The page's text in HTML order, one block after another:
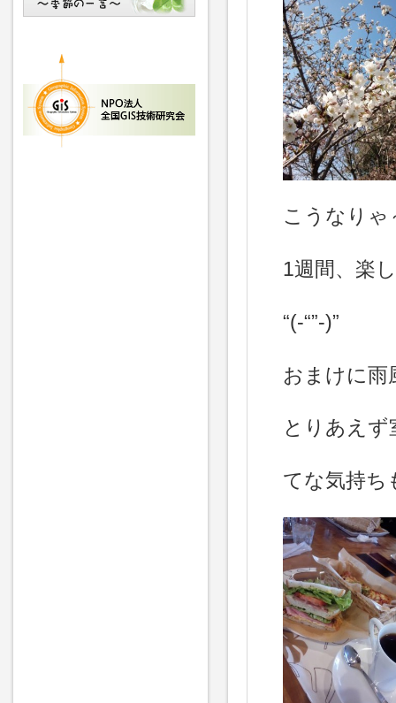
こうなりゃ
1週間、楽
“(-“”-)”
おまけに雨
とりあえず
てな気持ち